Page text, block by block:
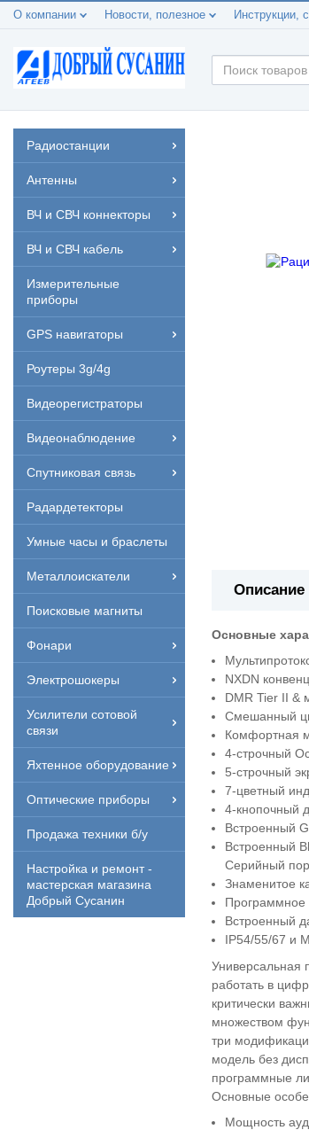
О компании Новости, полезное Инструкции,
Радиостанции
Антенны
ВЧ и СВЧ коннекторы
ВЧ и СВЧ кабель
Измерительные
приборы
GPS навигаторы
Роутеры 3g/4g
Видеорегистраторы
Видеонаблюдение
Спутниковая связь
Радардетекторы
Умные часы и браслеты
Металлоискатели
Поисковые магниты
Фонари
Электрошокеры
Усилители сотовой
связи
Яхтенное оборудование
Оптические приборы
Продажа техники б/у
Настройка и ремонт -
мастерская магазина
Добрый Сусанин
Описание
Основные
NXDN
DMR Tier II &
Смешанный
Комфортная
4-строчный
5-строчный
7-цветный
4-кнопочный
Встроенный
Встроенный
Серийный
Знаменитое
Программное
Встроенный
IP54/55/67 и
Универсальная
работать в
критически
множеством
три
модель без
программные
Основные
Мощность